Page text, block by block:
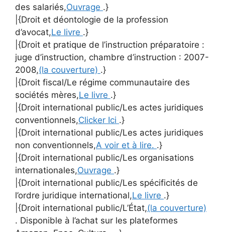
des salariés,Ouvrage .}
|{Droit et déontologie de la profession
d’avocat,Le livre .}
|{Droit et pratique de l’instruction préparatoire :
juge d’instruction, chambre d’instruction : 2007-
2008,(la couverture) .}
|{Droit fiscal/Le régime communautaire des
sociétés mères,Le livre .}
|{Droit international public/Les actes juridiques
conventionnels,Clicker Ici .}
|{Droit international public/Les actes juridiques
non conventionnels,A voir et à lire. .}
|{Droit international public/Les organisations
internationales,Ouvrage .}
|{Droit international public/Les spécificités de
l’ordre juridique international,Le livre .}
|{Droit international public/L’État,(la couverture)
. Disponible à l’achat sur les plateformes